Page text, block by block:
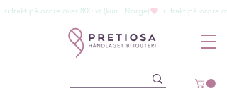
Fri frakt på ordre over 800 kr (kun i Norge)